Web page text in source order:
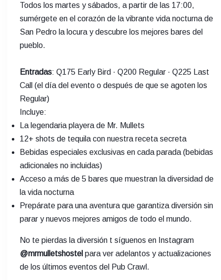
Todos los martes y sábados, a partir de las 17:00,
sumérgete en el corazón de la vibrante vida nocturna de
San Pedro la locura y descubre los mejores bares del
pueblo.
Entradas: Q175 Early Bird · Q200 Regular · Q225 Last
Call (el día del evento o después de que se agoten los
Regular)
Incluye:
La legendaria playera de Mr. Mullets
12+ shots de tequila con nuestra receta secreta
Bebidas especiales exclusivas en cada parada (bebidas
adicionales no incluidas)
Acceso a más de 5 bares que muestran la diversidad de
la vida nocturna
Prepárate para una aventura que garantiza diversión sin
parar y nuevos mejores amigos de todo el mundo.
No te pierdas la diversión t síguenos en Instagram
@mrmulletshostel para ver adelantos y actualizaciones
de los últimos eventos del Pub Crawl.